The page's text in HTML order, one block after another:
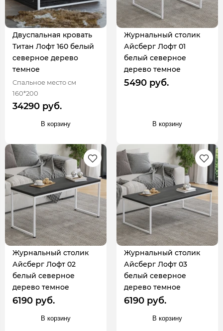
Двуспальная кровать
Титан Лофт 160 белый
северное дерево
темное
Спальное место см
160*200
34290 руб.
В корзину
Журнальный столик
Айсберг Лофт 01
белый северное
дерево темное
5490 руб.
В корзину
Журнальный столик
Айсберг Лофт 02
белый северное
дерево темное
6190 руб.
В корзину
Журнальный столик
Айсберг Лофт 03
белый северное
дерево темное
6190 руб.
В корзину